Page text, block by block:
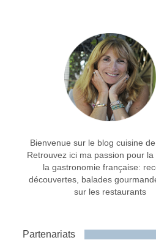
Bienvenue sur le blog cuisine
Retrouvez ici ma passion pour la
la gastronomie française:
découvertes, balades
sur les restaurants
Partenariats